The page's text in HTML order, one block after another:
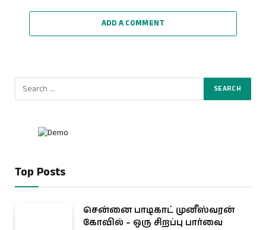
ADD A COMMENT
Top Posts
சென்னை பாடிகாட் முனீஸ்வரன்
கோவில் – ஒரு சிறப்பு பார்வை